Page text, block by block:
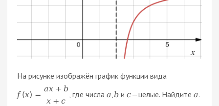
На рисунке изображён график функции вида
f (x) =
ax + b
x + c
, где числа a bи c— целые. Найдите a.